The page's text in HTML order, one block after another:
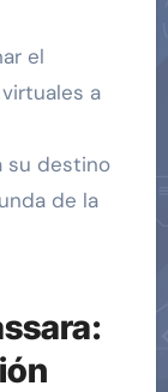
el
a
su destino
de la